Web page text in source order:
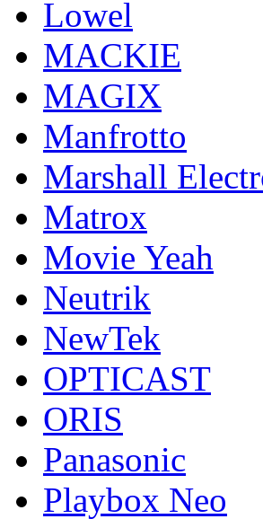
Lowel
MACKIE
MAGIX
Manfrotto
Marshall
Matrox
Movie Yeah
Neutrik
NewTek
OPTICAST
ORIS
Panasonic
Playbox Neo